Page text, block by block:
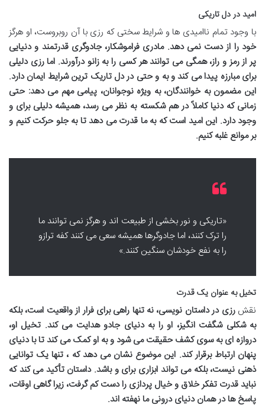
امید در دل تاریکی
با وجود تمام ناامیدی ها و شرایط سختی که رزی با آن روبروست، او هرگز
خود را از دست نمی دهد. مادری فراموشکار، جادوگری قدرتمند و دنیایی
پر از رمز و راز، همگی می توانند هر کسی را به زانو درآورند. اما رزی دلیلی
برای مبارزه پیدا می کند و به وحتی در دل تاریک ترین شرایط ایمان دارد.
این مضمون به خوانندگان، به ویژه نوجوانان، پیامی مهم می دهد: حتی
زمانی که دنیا کاملاً در هم شکسته به نظر می رسد، همیشه دلیلی برای و
وجود دارد. این امید است که به ما قدرت می دهد تا به جلو حرکت کنیم و
بر موانع غلبه کنیم.
«تاریکی و نور بخشی از طبیعت اند و هرگز نمی توانند ما
را ترک کنند، اما جادوگرها همیشه سعی می کنند کفه ترازو
را به نفع خودشان سنگین کنند.»
تخیل به عنوان یک قدرت
نقشرزی در داستان نویسی، نه تنها راهی برای فرار از واقعیت است، بلکه
به شکلی شگفت انگیز، او را به دنیای جادو هدایت می کند. تخیل او،
دروازه ای به سوی کشف حقیقت می شود و به او کمک می کند تا با دنیای
پنهان ارتباط برقرار کند. این موضوع نشان می دهد که ، تنها یک توانایی
ذهنی نیست، بلکه می تواند ابزاری برایوباشد. داستان تأکید می کند که
نباید قدرت تفکر خلاق و خیال پردازی را دست کم گرفت، زیرا گاهی اوقات،
پاسخ ها در همان دنیای درونی ما نهفته اند.